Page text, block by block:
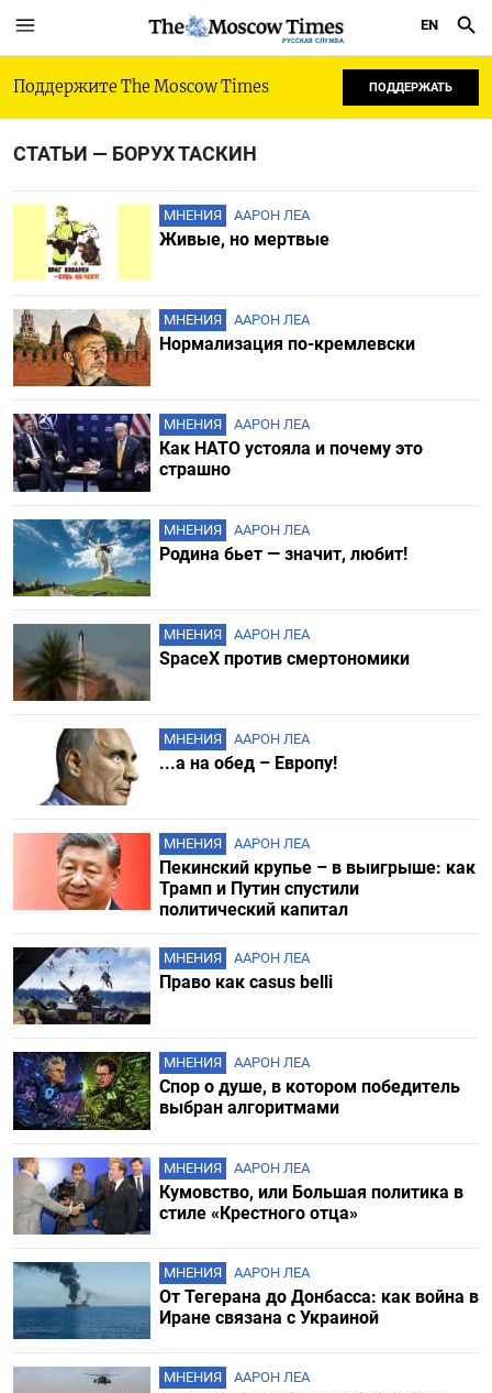
РУССКАЯ СЛУЖБА
EN
Поддержите The Moscow Times ПОДДЕРЖАТЬ
СТАТЬИ — БОРУХ ТАСКИН
МНЕНИЯ ААРОН ЛЕА
Живые, но мертвые
МНЕНИЯ ААРОН ЛЕА
Нормализация по-кремлевски
МНЕНИЯ ААРОН ЛЕА
Как НАТО устояла и почему это
страшно
МНЕНИЯ ААРОН ЛЕА
Родина бьет — значит, любит!
МНЕНИЯ ААРОН ЛЕА
SpaceX против смертономики
МНЕНИЯ ААРОН ЛЕА
...а на обед – Европу!
МНЕНИЯ ААРОН ЛЕА
Пекинский крупье – в выигрыше: как
Трамп и Путин спустили
политический капитал
МНЕНИЯ ААРОН ЛЕА
Право как casus belli
МНЕНИЯ ААРОН ЛЕА
Спор о душе, в котором победитель
выбран алгоритмами
МНЕНИЯ ААРОН ЛЕА
Кумовство, или Большая политика в
стиле «Крестного отца»
МНЕНИЯ ААРОН ЛЕА
От Тегерана до Донбасса: как война в
Иране связана с Украиной
МНЕНИЯ ААРОН ЛЕА